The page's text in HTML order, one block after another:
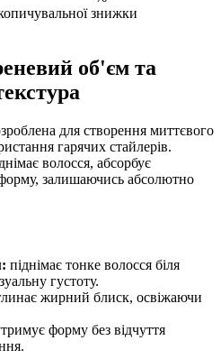
знижки
об'єм та
для створення миттєвого
гарячих стайлерів.
волосся, абсорбує
залишаючись абсолютно
піднімає тонке волосся біля
густоту.
жирний блиск, освіжаючи
форму без відчуття